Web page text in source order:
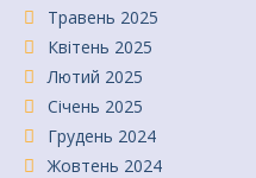
Травень 2025
Квітень 2025
Лютий 2025
Січень 2025
Грудень 2024
Жовтень 2024